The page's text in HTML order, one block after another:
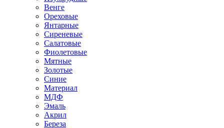
Венге
Ореховые
Янтарные
Сиреневые
Салатовые
Фиолетовые
Мятные
Золотые
Синие
Материал
МДФ
Эмаль
Акрил
Береза